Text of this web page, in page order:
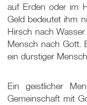
auf Erden oder im
Geld bedeutet ihm
Hirsch nach
Mensch nach Gott.
ein durstiger
Ein geistlicher
Gemeinschaft mit